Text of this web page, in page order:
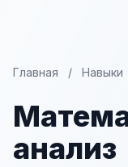
Главная / Навыки
анализ